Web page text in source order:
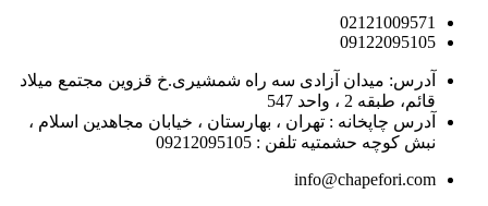
02121009571
09122095105
آدرس: میدان آزادی سه راه شمشیری.خ قزوین مجتمع میلاد
قائم، طبقه 2 ، واحد 547
آدرس چاپخانه : تهران ، بهارستان ، خیابان مجاهدین اسلام ،
نبش کوچه حشمتیه تلفن : 09212095105
info@chapefori.com